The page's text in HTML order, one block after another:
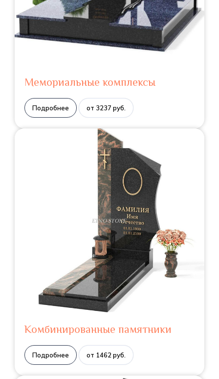
Мемориальные комплексы
Подробнее от 3237 руб.
Комбинированные памятники
Подробнее от 1462 руб.